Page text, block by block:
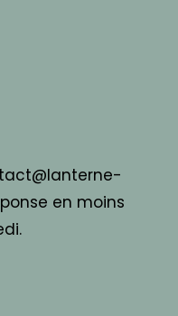
en moins